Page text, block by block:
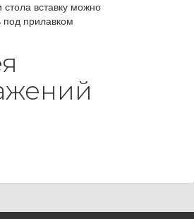
стола вставку можно
под прилавком